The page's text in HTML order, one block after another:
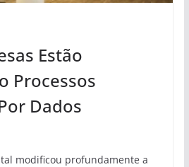
Estão
Processos
Dados
modificou profundamente a